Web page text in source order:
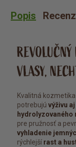
Popis
VLASY,
Kvalitná
potrebujú výživu
hydrolyzovaného
pre pružnosť a
vyhladenie
rýchlejší rast a